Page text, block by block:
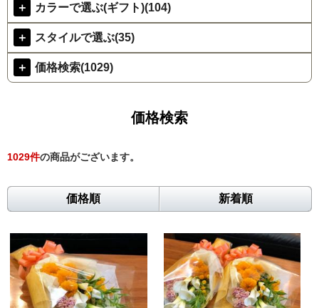
＋ カラーで選ぶ(ギフト)(104)
＋ スタイルで選ぶ(35)
＋ 価格検索(1029)
価格検索
1029件の商品がございます。
価格順 新着順